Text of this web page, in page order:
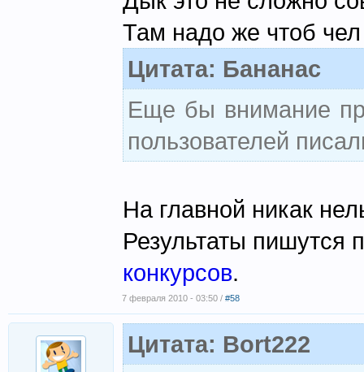
Там надо же чтоб
Цитата: Бананас
Еще бы внимание
пользователей
На главной никак
Результаты пишутся
конкурсов.
7 февраля 2010 - 03:50 / #58
Цитата: Bort222